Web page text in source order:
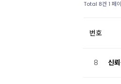
Total 8건 1 페
번호
8 신